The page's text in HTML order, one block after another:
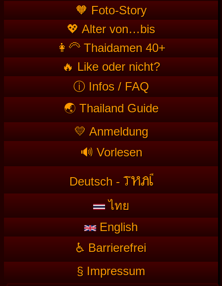
🧡 Foto-Story
💖 Alter von…bis
👩‍🦳 Thaidamen 40+
🔥 Like oder nicht?
ⓘ Infos / FAQ
🌏 Thailand Guide
💛 Anmeldung
🔊 Vorlesen
Deutsch - THAI
ไทย
English
♿ Barrierefrei
§ Impressum